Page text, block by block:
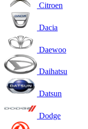
Citroen
Dacia
Daewoo
Daihatsu
Datsun
Dodge